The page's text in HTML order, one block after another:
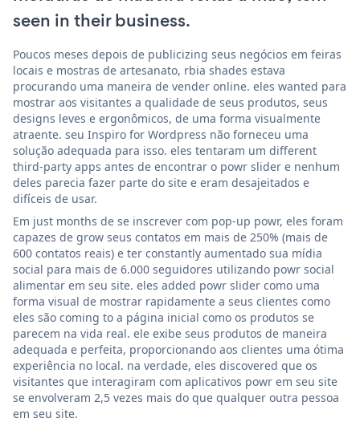
seen in their business.
Poucos meses depois de publicizing seus negócios em feiras
locais e mostras de artesanato, rbia shades estava
procurando uma maneira de vender online. eles wanted para
mostrar aos visitantes a qualidade de seus produtos, seus
designs leves e ergonômicos, de uma forma visualmente
atraente. seu Inspiro for Wordpress não forneceu uma
solução adequada para isso. eles tentaram um different
third-party apps antes de encontrar o powr slider e nenhum
deles parecia fazer parte do site e eram desajeitados e
difíceis de usar.
Em just months de se inscrever com pop-up powr, eles foram
capazes de grow seus contatos em mais de 250% (mais de
600 contatos reais) e ter constantly aumentado sua mídia
social para mais de 6.000 seguidores utilizando powr social
alimentar em seu site. eles added powr slider como uma
forma visual de mostrar rapidamente a seus clientes como
eles são coming to a página inicial como os produtos se
parecem na vida real. ele exibe seus produtos de maneira
adequada e perfeita, proporcionando aos clientes uma ótima
experiência no local. na verdade, eles discovered que os
visitantes que interagiram com aplicativos powr em seu site
se envolveram 2,5 vezes mais do que qualquer outra pessoa
em seu site.